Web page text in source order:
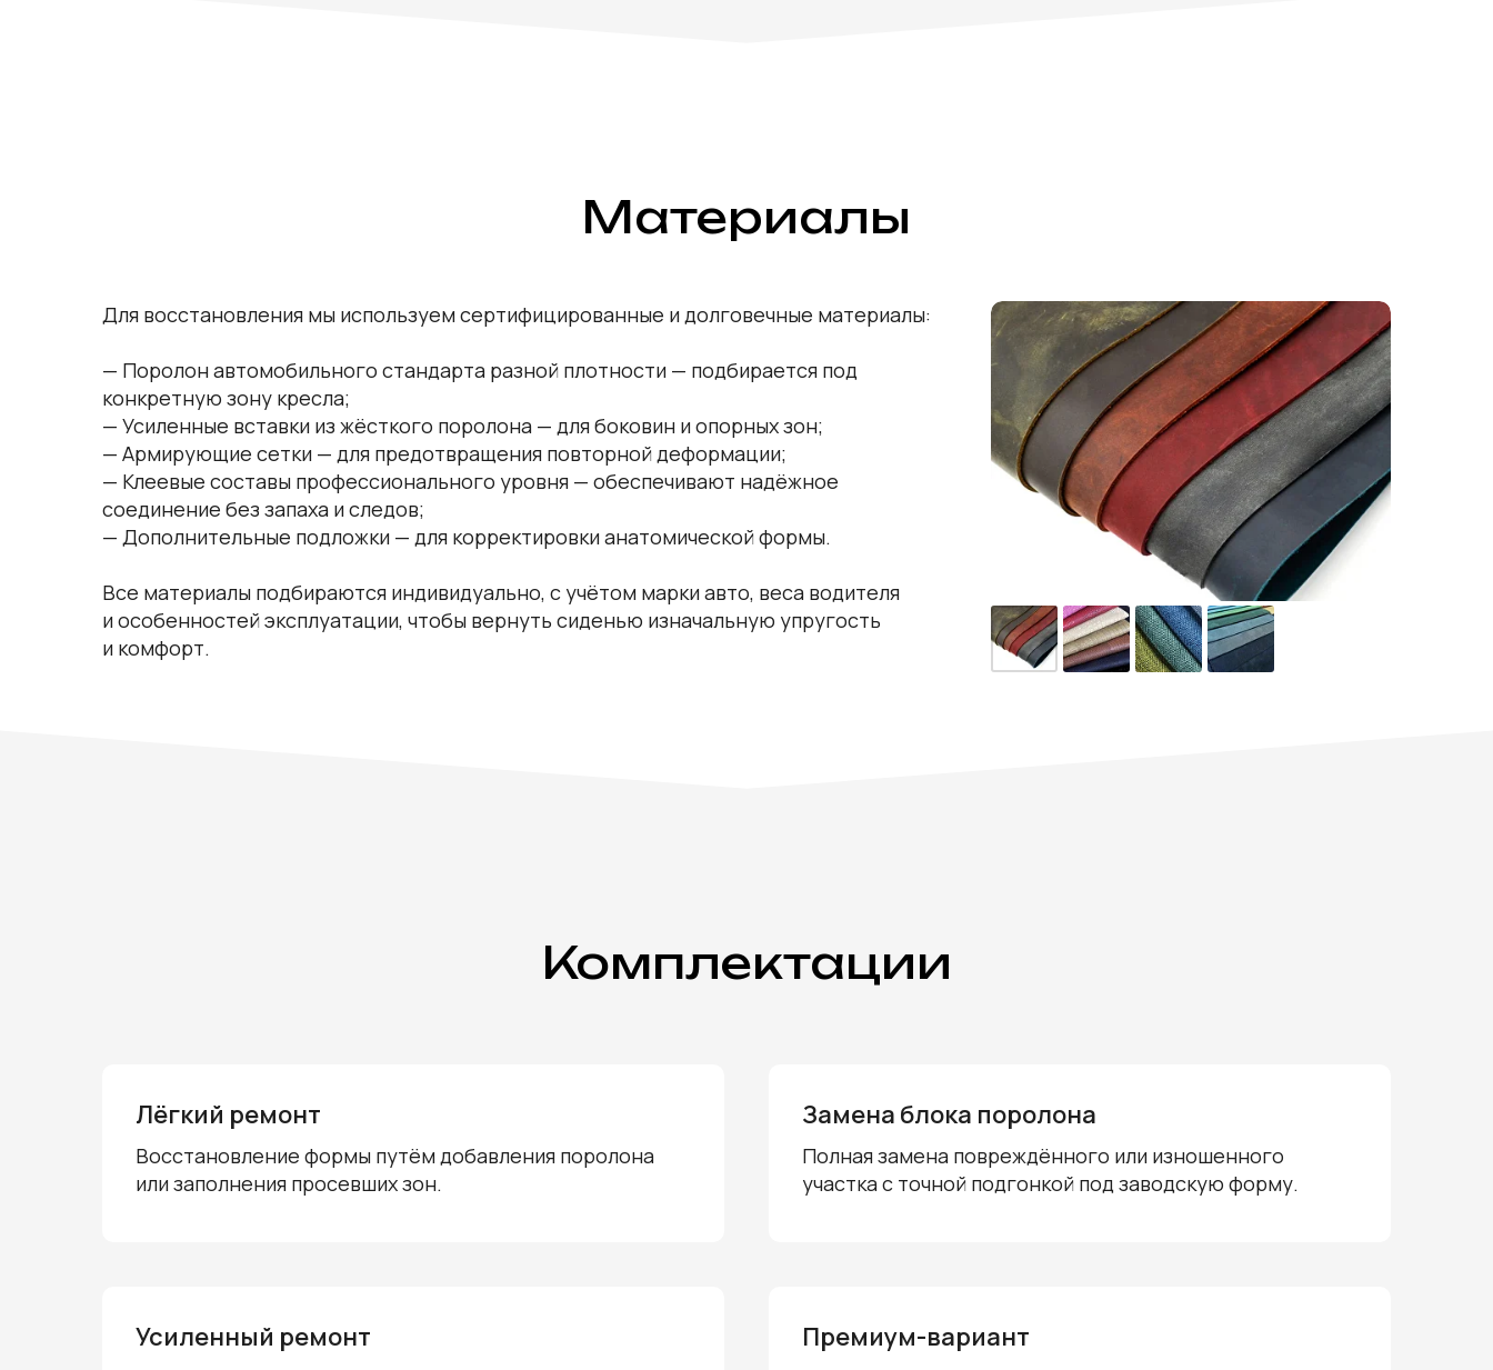
Материалы
Для восстановления мы используем сертифицированные и долговечные материалы:
— Поролон автомобильного стандарта разной плотности — подбирается под
конкретную зону кресла;
— Усиленные вставки из жёсткого поролона — для боковин и опорных зон;
— Армирующие сетки — для предотвращения повторной деформации;
— Клеевые составы профессионального уровня — обеспечивают надёжное
соединение без запаха и следов;
— Дополнительные подложки — для корректировки анатомической формы.
Все материалы подбираются индивидуально, с учётом марки авто, веса водителя
и особенностей эксплуатации, чтобы вернуть сиденью изначальную упругость
и комфорт.
Комплектации
Лёгкий ремонт
Восстановление формы путём добавления поролона
или заполнения просевших зон.
Замена блока поролона
Полная замена повреждённого или изношенного
участка с точной подгонкой под заводскую форму.
Усиленный ремонт Премиум-вариант